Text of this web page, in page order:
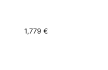
1,779 €